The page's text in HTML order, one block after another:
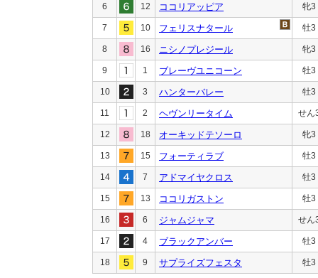
6 12 ココリアッピア 牝3
7 10 フェリスナタール 牡3
8 16 ニシノプレジール 牝3
9 1 ブレーヴユニコーン 牡3
10 3 ハンターバレー 牡3
11 2 ヘヴンリータイム せん
12 18 オーキッドテソーロ 牝3
13 15 フォーティラブ 牡3
14 7 アドマイヤクロス 牡3
15 13 ココリガストン 牡3
16 6 ジャムジャマ せん
17 4 ブラックアンバー 牡3
18 9 サプライズフェスタ 牡3